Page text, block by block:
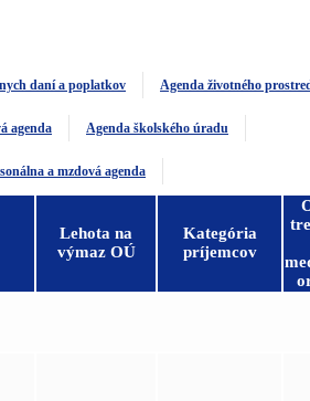
daní a poplatkov Agenda životného
agenda Agenda školského úradu
a mzdová agenda
Lehota na
výmaz OÚ
Kategória
príjemcov